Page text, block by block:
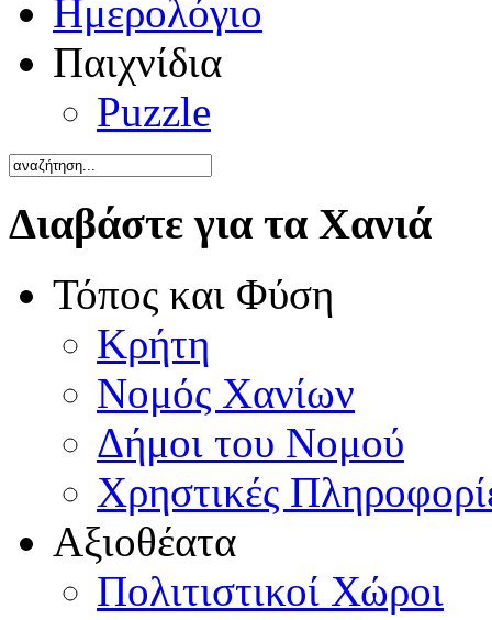
Ημερολόγιο
Παιχνίδια
Puzzle
Διαβάστε για τα Χανιά
Τόπος και Φύση
Κρήτη
Νομός Χανίων
Δήμοι του Νομού
Χρηστικές
Αξιοθέατα
Πολιτιστικοί Χώροι